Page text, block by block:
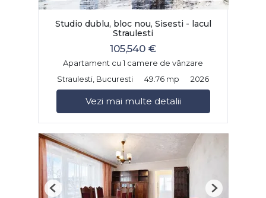
Studio dublu, bloc nou, Sisesti - lacul
Straulesti
105,540 €
Apartament cu 1 camere de vânzare
Straulesti, Bucuresti
49.76 mp 2026
Vezi mai multe detalii
Previous Next